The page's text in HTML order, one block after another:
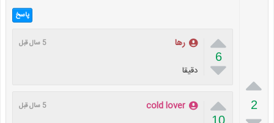

2
پاسخ

6

رها 5 سال قبل
دقیقا

10
cold lover 5 سال قبل